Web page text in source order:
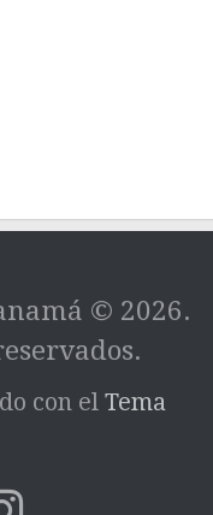
© 2026.
con el Tema